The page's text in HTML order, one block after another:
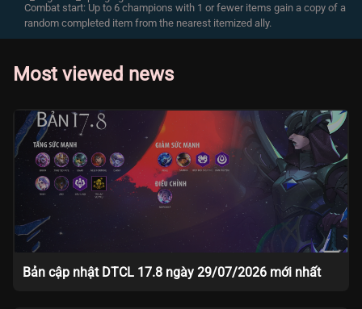
Combat start: Up to 6 champions with 1 or fewer items gain a copy of a
random completed item from the nearest itemized ally.
Most viewed news
Bản cập nhật DTCL 17.8 ngày 29/07/2026 mới nhất